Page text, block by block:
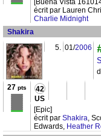
[Buena Vista
écrit par Lauren
Charlie Midnight
Shakira
5. 01/2006
27 pts 42
US
[Epic]
écrit par Shakira,
Edwards, Heather